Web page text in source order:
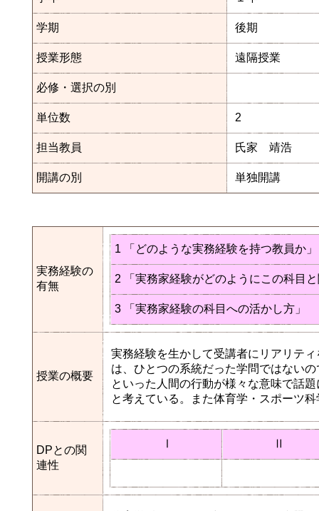
学期 後期
授業形態 遠隔授業
必修・選択の別
単位数 2
担当教員 氏家 靖浩
開講の別 単独開講
実務経験の
有無
1 「どのような実務経験を持つ教員か」
2 「実務家経験がどのようにこの科目
3 「実務家経験の科目への活かし方」
授業の概要
実務経験を生かして受講者にリアリテ
は、ひとつの系統だった学問ではない
といった人間の行動が様々な意味で話
と考えている。また体育学・スポーツ
DPとの関
連性
Ⅰ Ⅱ